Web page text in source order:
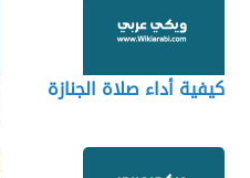
كيفية أداء صلاة الجنازة